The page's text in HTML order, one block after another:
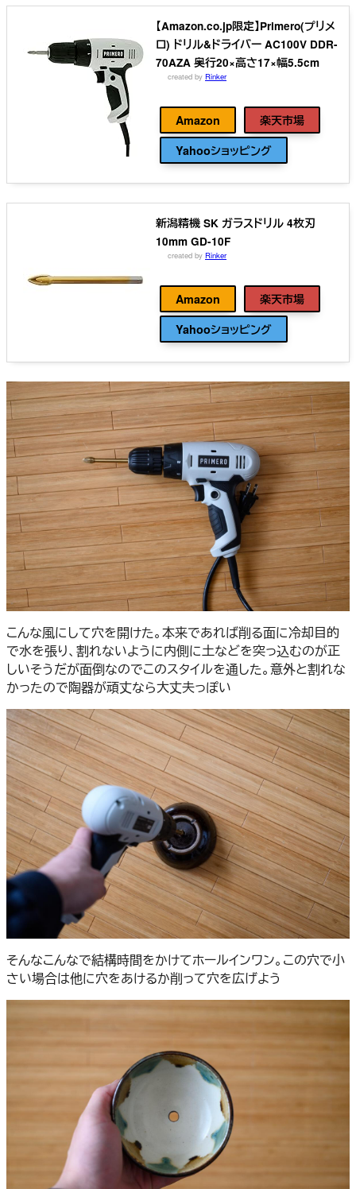
【Amazon.co.jp限定】Primero(プリメ
ロ) ドリル&ドライバー AC100V DDR-
70AZA 奥行20×高さ17×幅5.5cm
created by Rinker
Amazon
楽天市場
Yahooショッピング
新潟精機 SK ガラスドリル 4枚刃
10mm GD-10F
created by Rinker
Amazon
楽天市場
Yahooショッピング
こんな風にして穴を開けた。本来であれば削る面に冷却目的
で水を張り、割れないように内側に土などを突っ込むのが正
しいそうだが面倒なのでこのスタイルを通した。意外と割れな
かったので陶器が頑丈なら大丈夫っぽい
そんなこんなで結構時間をかけてホールインワン。この穴で小
さい場合は他に穴をあけるか削って穴を広げよう